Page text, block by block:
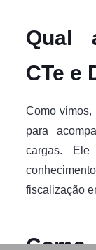
Qual
CTe e
Como vimos,
para
cargas.
fiscalização